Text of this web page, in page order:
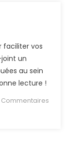
faciliter vos
un
au sein
lecture !
Commentaires